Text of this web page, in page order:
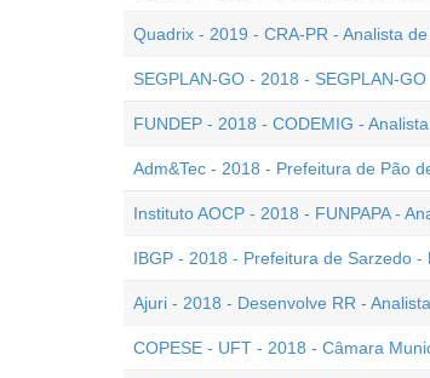
Quadrix - 2019 - CRA-PR - Analista
SEGPLAN-GO - 2018 - SEGPLAN-
FUNDEP - 2018 - CODEMIG -
Adm&Tec - 2018 - Prefeitura de Pão
Instituto AOCP - 2018 - FUNPAPA -
IBGP - 2018 - Prefeitura de Sarzedo -
Ajuri - 2018 - Desenvolve RR -
COPESE - UFT - 2018 - Câmara